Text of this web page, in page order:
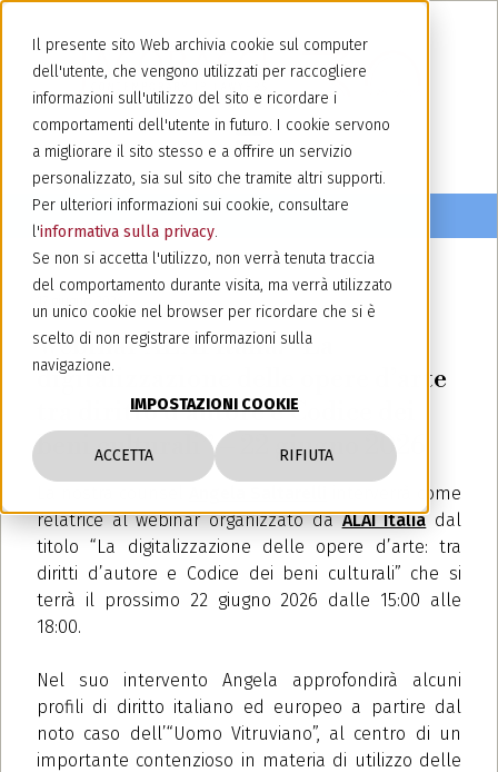
Il presente sito Web archivia cookie sul computer
dell'utente, che vengono utilizzati per raccogliere
informazioni sull'utilizzo del sito e ricordare i
comportamenti dell'utente in futuro. I cookie servono
a migliorare il sito stesso e a offrire un servizio
personalizzato, sia sul sito che tramite altri supporti.
Per ulteriori informazioni sui cookie, consultare
l'informativa sulla privacy.
Se non si accetta l'utilizzo, non verrà tenuta traccia
del comportamento durante visita, ma verrà utilizzato
un unico cookie nel browser per ricordare che si è
scelto di non registrare informazioni sulla
navigazione.
IMPOSTAZIONI COOKIE
ACCETTA RIFIUTA
17 giugno 2026
Webinar ALAI Italia: “La
digitalizzazione delle opere d’arte
tra diritto d’autore e Codice dei
beni culturali” – 22 giugno 2026
interverrà come
relatrice al webinar organizzato daALAI Italiadal
titolo “La digitalizzazione delle opere d’arte: tra
diritti d’autore e Codice dei beni culturali” che si
terrà il prossimo 22 giugno 2026 dalle 15:00 alle
18:00.
Nel suo intervento Angela approfondirà alcuni
profili di diritto italiano ed europeo a partire dal
noto caso dell’“Uomo Vitruviano”, al centro di un
importante contenzioso in materia di utilizzo delle